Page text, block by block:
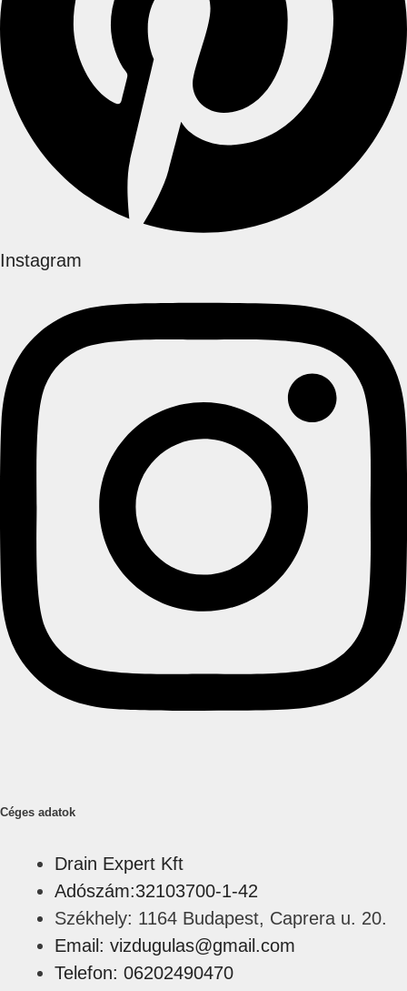
Instagram
Céges adatok
Drain Expert Kft
Adószám:32103700-1-42
Székhely: 1164 Budapest, Caprera u. 20.
Email: vizdugulas@gmail.com
Telefon: 06202490470